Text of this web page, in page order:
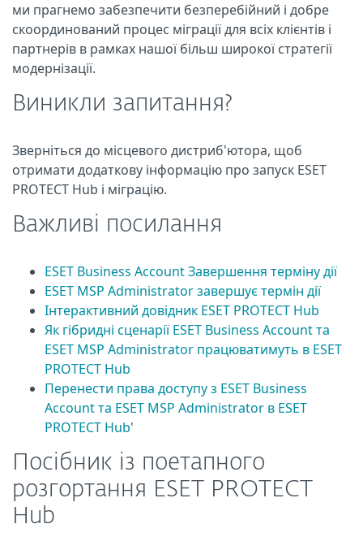
ми прагнемо забезпечити безперебійний і добре
скоординований процес міграції для всіх клієнтів і
партнерів в рамках нашої більш широкої стратегії
модернізації.
Виникли запитання?
Зверніться до місцевого дистриб'ютора, щоб
отримати додаткову інформацію про запуск ESET
PROTECT Hub і міграцію.
Важливі посилання
ESET Business Account Завершення терміну дії
ESET MSP Administrator завершує термін дії
Інтерактивний довідник ESET PROTECT Hub
Як гібридні сценарії ESET Business Account та
ESET MSP Administrator працюватимуть в ESET
PROTECT Hub
Перенести права доступу з ESET Business
Account та ESET MSP Administrator в ESET
PROTECT Hub'
Посібник із поетапного
розгортання ESET PROTECT
Hub